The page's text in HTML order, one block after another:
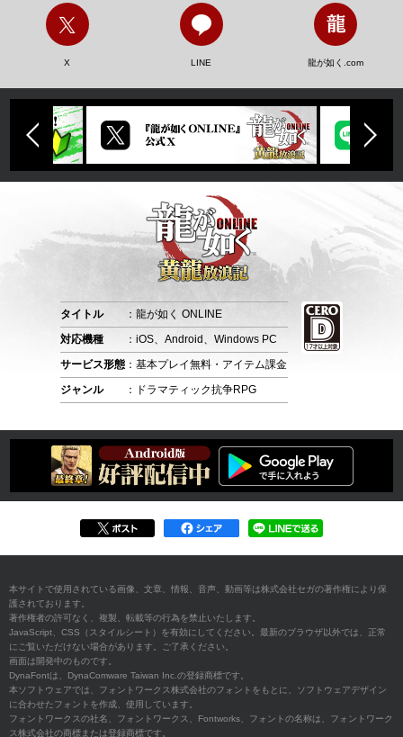
X LINE 龍が如く.com
タイトル
：龍が如く ONLINE
対応機種
：iOS、Android、Windows PC
サービス形態 ：基本プレイ無料・アイテム課金
ジャンル
：ドラマティック抗争RPG
本サイトで使用されている画像、文章、情報、音声、動画等は株式会社セガの著作権により保
護されております。
著作権者の許可なく、複製、転載等の行為を禁止いたします。
JavaScript、CSS（スタイルシート）を有効にしてください。最新のブラウザ以外では、正常
にご覧いただけない場合があります。ご了承ください。
画面は開発中のものです。
DynaFontは、DynaComware Taiwan Inc.の登録商標です。
本ソフトウェアでは、フォントワークス株式会社のフォントをもとに、ソフトウェアデザイン
に合わせたフォントを作成、使用しています。
フォントワークスの社名、フォントワークス、Fontworks、フォントの名称は、フォントワーク
ス株式会社の商標または登録商標です。